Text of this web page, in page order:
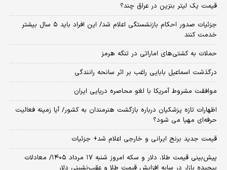
قیمت یک لیتر بنزین در عراق چند؟
جزئیات صدور احکام بازنشستگی اعلام شد/ این افراد باید ۵ سال بیشتر
خدمت کنند
حملات به کشتی‌های اماراتی در تنگه هرمز
درگذشت اسماعیل بابایی راغب بر اثر سانحه رانندگی
موافقت مشروط آمریکا با لغو محاصره دریایی ایران
اظهارات تازه پزشکیان درباره بازگشت هنرمندان به کشور/ آیا زمینه فعالیت
حرفه‌ای مهیا می شود؟
قیمت جدید برنج ایرانی و خارجی اعلام شد+ جزئیات
پیش‌بینی قیمت طلا، دلار و سکه امروز شنبه ۱۷ مرداد ۱۴۰۵/ معادلات